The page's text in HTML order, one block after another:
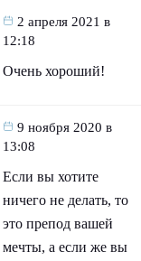
2 апреля 2021 в
12:18
Очень хороший!
9 ноября 2020 в
13:08
Если вы хотите
ничего не делать, то
это препод вашей
мечты, а если же вы